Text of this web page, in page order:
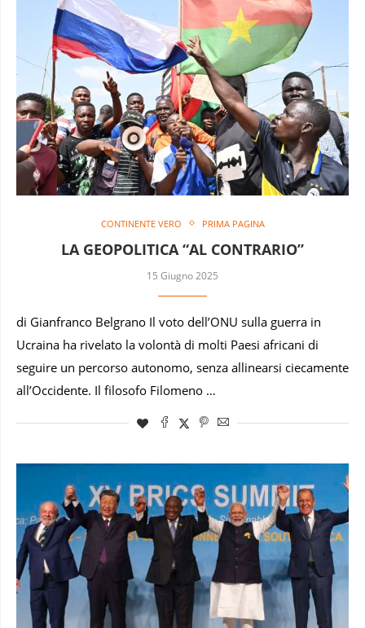
CONTINENTE VERO PRIMA PAGINA
LA GEOPOLITICA “AL CONTRARIO”
15 Giugno 2025
di Gianfranco Belgrano Il voto dell’ONU sulla guerra in
Ucraina ha rivelato la volontà di molti Paesi africani di
seguire un percorso autonomo, senza allinearsi ciecamente
all’Occidente. Il filosofo Filomeno …